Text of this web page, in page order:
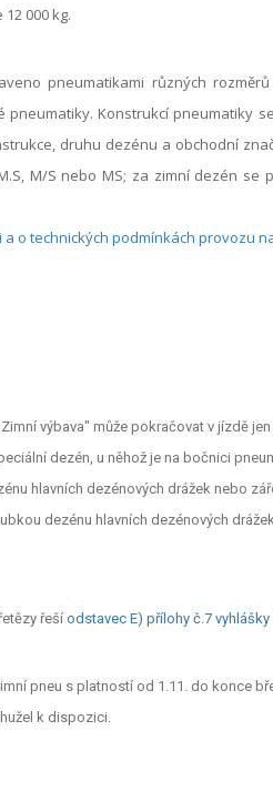
000 kg.
pneumatikami různých
Konstrukcí pneumatiky
druhu dezénu a obchodní
M/S nebo MS; za zimní dezén
o technických podmínkách provozu
výbava" může pokračovat v jízdě
dezén, u něhož je na bočnici
hlavních dezénových drážek nebo
dezénu hlavních dezénových
řešíodstavec E) přílohy č.7
pneu s platností od 1.11. do konce
k dispozici.